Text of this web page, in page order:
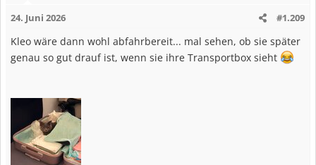
o
n
24. Juni 2026 #1.209
Kleo wäre dann wohl abfahrbereit... mal sehen, ob sie später
genau so gut drauf ist, wenn sie ihre Transportbox sieht